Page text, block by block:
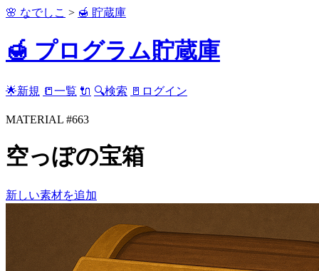
🌸 なでしこ > 🍯 貯蔵庫
🍯 プログラム貯蔵庫
🌟新規 📒一覧 🔌 🔍検索 🚪ログイン
MATERIAL #663
空っぽの宝箱
新しい素材を追加